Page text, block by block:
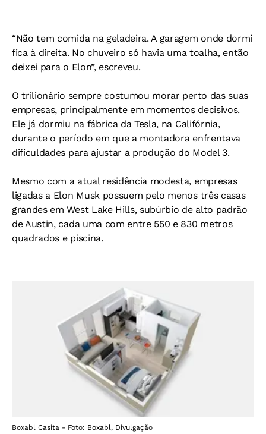
“Não tem comida na geladeira. A garagem onde dormi
fica à direita. No chuveiro só havia uma toalha, então
deixei para o Elon”, escreveu.
O trilionário sempre costumou morar perto das suas
empresas, principalmente em momentos decisivos.
Ele já dormiu na fábrica da Tesla, na Califórnia,
durante o período em que a montadora enfrentava
dificuldades para ajustar a produção do Model 3.
Mesmo com a atual residência modesta, empresas
ligadas a Elon Musk possuem pelo menos três casas
grandes em West Lake Hills, subúrbio de alto padrão
de Austin, cada uma com entre 550 e 830 metros
quadrados e piscina.
Boxabl Casita - Foto: Boxabl, Divulgação